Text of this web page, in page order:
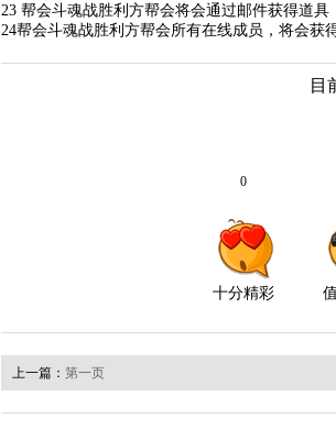
23 帮会斗魂战胜利方帮会将会通过邮件获得道
24帮会斗魂战胜利方帮会所有在线成员，将会获
上一篇： 第一页